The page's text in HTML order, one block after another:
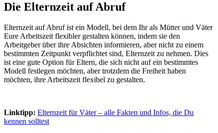
Die Elternzeit auf Abruf
Elternzeit auf Abruf ist ein Modell, bei dem Ihr als Mütter und Väter
Eure Arbeitszeit flexibler gestalten können, indem sie den
Arbeitgeber über ihre Absichten informieren, aber nicht zu einem
bestimmten Zeitpunkt verpflichtet sind, Elternzeit zu nehmen. Dies
ist eine gute Option für Eltern, die sich nicht auf ein bestimmtes
Modell festlegen möchten, aber trotzdem die Freiheit haben
möchten, ihre Arbeitszeit flexibel zu gestalten.
Linktipp: Elternzeit für Väter – alle Fakten und Infos, die Du
kennen solltest